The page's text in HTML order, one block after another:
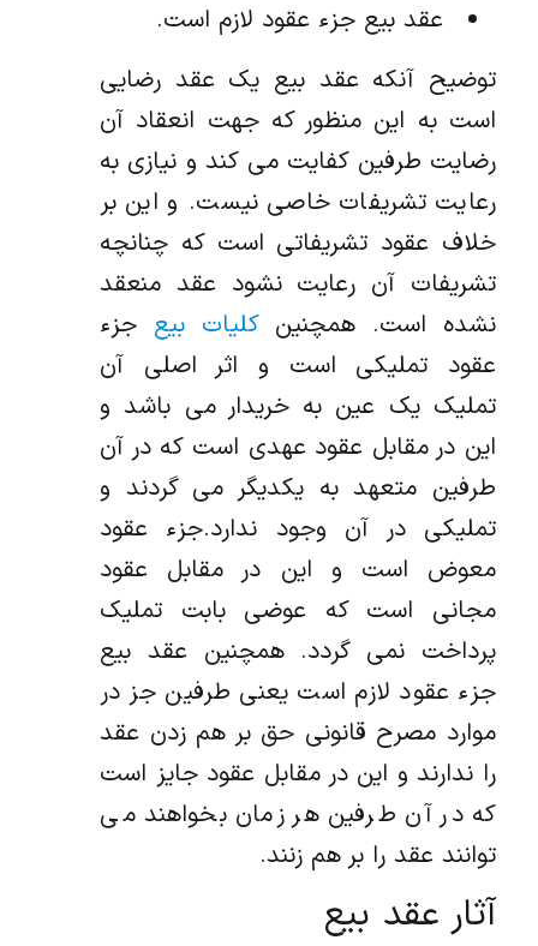
عقد بیع جزء عقود لازم است.
توضیح آنکه عقد بیع یک عقد رضایی
است به این منظور که جهت انعقاد آن
رضایت طرفین کفایت می کند و نیازی به
رعایت تشریفات خاصی نیست. و این بر
خلاف عقود تشریفاتی است که چنانچه
تشریفات آن رعایت نشود عقد منعقد
نشده است. همچنین کلیات بیع جزء
عقود تملیکی است و اثر اصلی آن
تملیک یک عین به خریدار می باشد و
این در مقابل عقود عهدی است که در آن
طرفین متعهد به یکدیگر می گردند و
تملیکی در آن وجود ندارد.جزء عقود
معوض است و این در مقابل عقود
مجانی است که عوضی بابت تملیک
پرداخت نمی گردد. همچنین عقد بیع
جزء عقود لازم است یعنی طرفین جز در
موارد مصرح قانونی حق بر هم زدن عقد
را ندارند و این در مقابل عقود جایز است
که در آن طرفین هر زمان بخواهند می
توانند عقد را بر هم زنند.
آثار عقد بیع